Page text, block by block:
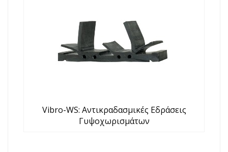
Vibro-WS: Αντικραδασμικές Εδράσεις
Γυψοχωρισμάτων